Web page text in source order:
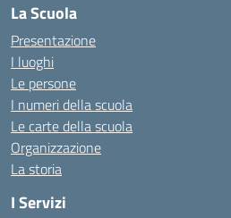
La Scuola
Presentazione
I luoghi
Le persone
I numeri della scuola
Le carte della scuola
Organizzazione
La storia
I Servizi